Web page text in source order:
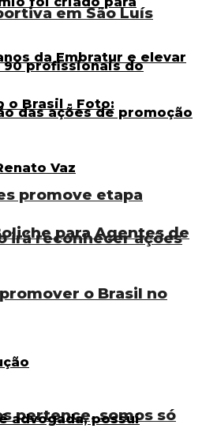
em São Luís
promove etapa
para Agentes de
pertence, somos só
irá reconhecer ações
o Brasil no